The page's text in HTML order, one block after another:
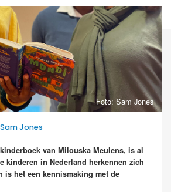
Foto: Sam Jones
Jones
kinderboek van Milouska Meulens, is al
kinderen in Nederland herkennen zich
is het een kennismaking met de